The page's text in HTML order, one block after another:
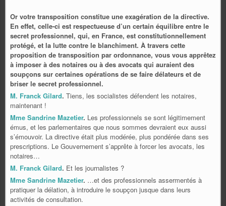
Or votre transposition constitue une exagération de la directive.
En effet, celle-ci est respectueuse d’un certain équilibre entre le
secret professionnel, qui, en France, est constitutionnellement
protégé, et la lutte contre le blanchiment. À travers cette
proposition de transposition par ordonnance, vous vous apprêtez
à imposer à des notaires ou à des avocats qui auraient des
soupçons sur certaines opérations de se faire délateurs et de
briser le secret professionnel.
M. Franck Gilard. Tiens, les socialistes défendent les notaires,
maintenant !
Mme Sandrine Mazetier. Les professionnels se sont légitimement
émus, et les parlementaires que nous sommes devraient eux aussi
s’émouvoir. La directive était plus modérée, plus pondérée dans ses
prescriptions. Le Gouvernement s’apprête à forcer les avocats, les
notaires…
M. Franck Gilard. Et les journalistes ?
Mme Sandrine Mazetier. …et des professionnels assermentés à
pratiquer la délation, à introduire le soupçon jusque dans leurs
activités de consultation.